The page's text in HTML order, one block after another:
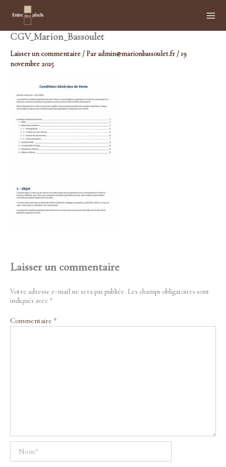
CGV_Marion_Bassoulet
Laisser un commentaire / Par admin@marionbassoulet.fr /19
novembre 2025
Laisser un commentaire
Votre adresse e-mail ne sera pas publiée. Les champs obligatoires sont
indiqués avec *
Commentaire *